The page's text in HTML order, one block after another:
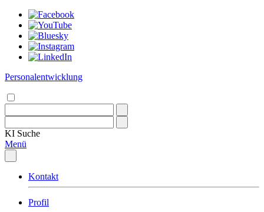
Personalentwicklung
KI Suche
Menü
Kontakt
Profil